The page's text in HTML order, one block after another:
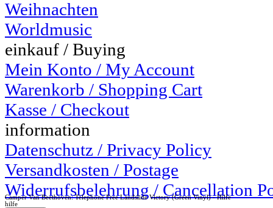
Weihnachten
Worldmusic
einkauf / Buying
Mein Konto / My Account
Warenkorb / Shopping Cart
Kasse / Checkout
information
Datenschutz / Privacy Policy
Versandkosten / Postage
Widerrufsbelehrung / Cancellation
Camper Van Beethoven: Telephone Free Landslide Victory (Green Vinyl) - Hilfe
hilfe